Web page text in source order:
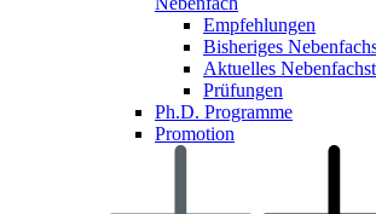
Empfehlungen
Bisheriges
Aktuelles
Prüfungen
Ph.D. Programme
Promotion